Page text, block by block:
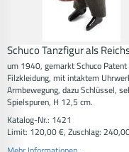
Schuco Tanzfigur als
um 1940, gemarkt Schuco
Filzkleidung, mit intaktem
Armbewegung, dazu Schlüssel,
Spielspuren, H 12,5 cm.
Katalog-Nr.: 1421
Limit: 120,00 €, Zuschlag: